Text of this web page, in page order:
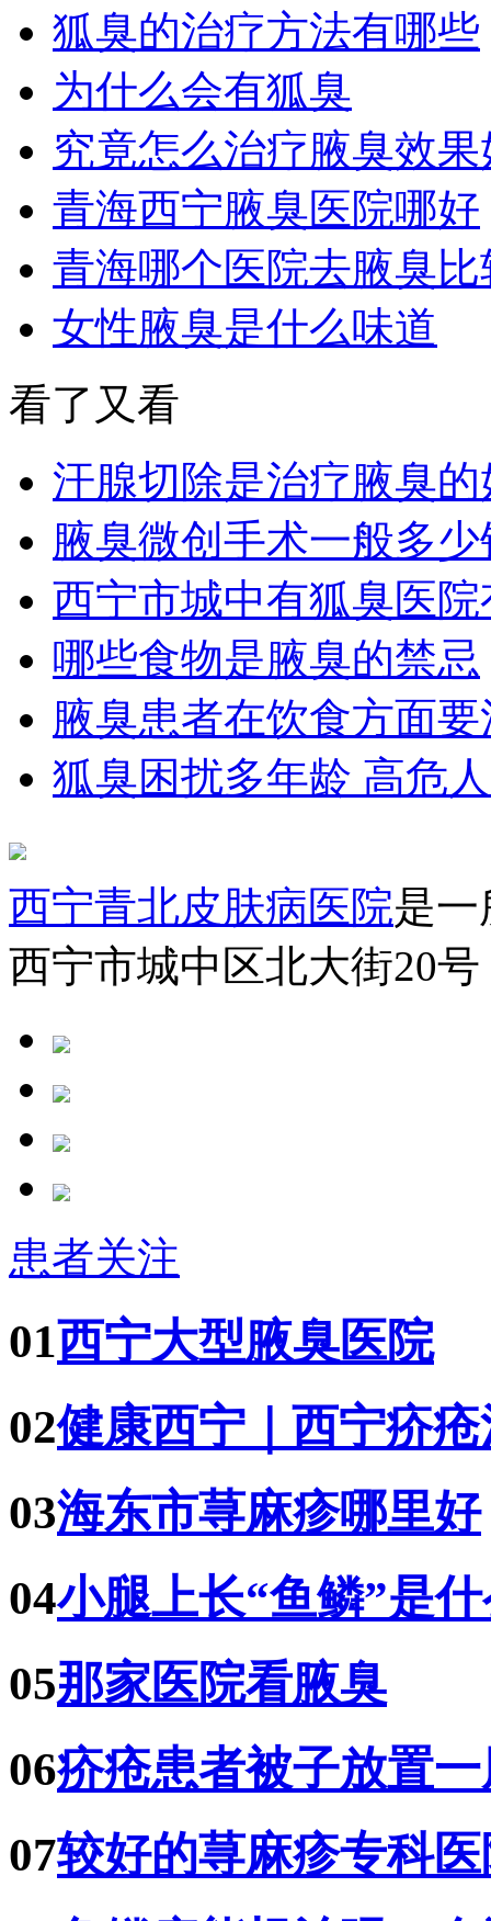
狐臭的治疗方法有哪些
为什么会有狐臭
究竟怎么治疗腋臭效果
青海西宁腋臭医院哪好
青海哪个医院去腋臭比
女性腋臭是什么味道
看了又看
汗腺切除是治疗腋臭
腋臭微创手术一般多
西宁市城中有狐臭医
哪些食物是腋臭的禁忌
腋臭患者在饮食方面
狐臭困扰多年龄 高危
西宁青北皮肤病医院是
西宁市城中区北大街20
患者关注
01西宁大型腋臭医院
02健康西宁｜西宁疥
03海东市荨麻疹哪里好
04小腿上长“鱼鳞”是
05那家医院看腋臭
06疥疮患者被子放置
07较好的荨麻疹专科